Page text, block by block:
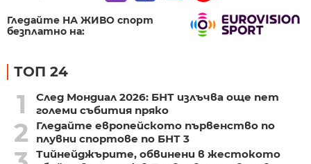
Гледайте НА ЖИВО спорт
безплатно на:
ТОП 24
1
След Мондиал 2026: БНТ излъчва още пет
големи събития пряко
2
Гледайте европейското първенство по
плувни спортове по БНТ 3
Тийнейджърите, обвинени в жестокото